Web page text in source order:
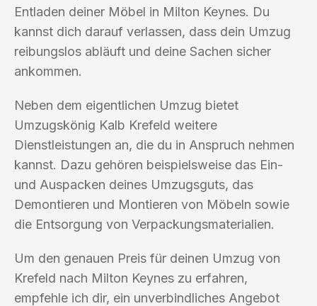
Entladen deiner Möbel in Milton Keynes. Du
kannst dich darauf verlassen, dass dein Umzug
reibungslos abläuft und deine Sachen sicher
ankommen.
Neben dem eigentlichen Umzug bietet
Umzugskönig Kalb Krefeld weitere
Dienstleistungen an, die du in Anspruch nehmen
kannst. Dazu gehören beispielsweise das Ein-
und Auspacken deines Umzugsguts, das
Demontieren und Montieren von Möbeln sowie
die Entsorgung von Verpackungsmaterialien.
Um den genauen Preis für deinen Umzug von
Krefeld nach Milton Keynes zu erfahren,
empfehle ich dir, ein unverbindliches Angebot